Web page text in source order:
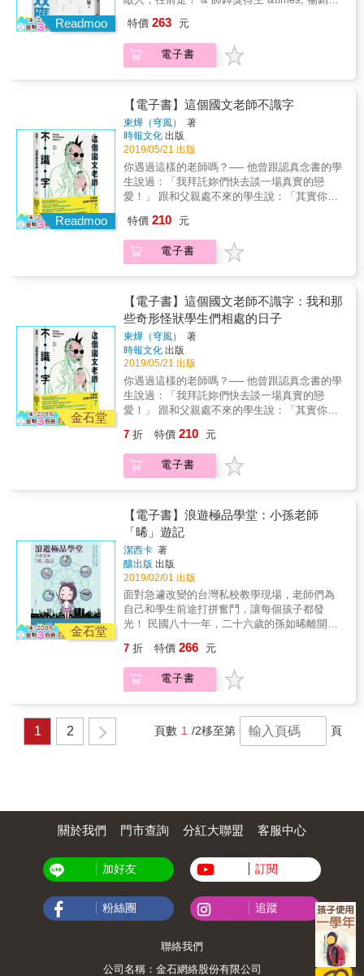
急功近利的人嚇跑了。只剩那些持續累積的
人，獨享複利堆下來的滿滿金幣。˙重要的不是
習，是為了解決生活遇到的問題。【關於青
春】˙所謂成長，不過是在無數平凡時刻，有紀
律的進行乏味的練習！˙放在心裡、沒說出口的
感謝，那不叫感謝，叫膽怯。˙在青春的賽道
上，唯一的失敗就是不參與。【關於教育】˙推
廣閱讀最好的方法，就是讓閱讀跟喝水一樣容
易，隨裝隨飲，隨取隨讀。˙要賞的不給，傻做
的給賞。˙要老鷹教小鷹飛，卻把老鷹的腳綁上
鍊子，那天空永遠只會是布景。內容特色˙最會
寫「爆文」的名師作家，繼好評著作《飄移的
起跑線》後，再次書寫激勵人心的熱血篇章！˙
翻轉古文、創意語文教學，國文課不再被選文
綁架，而是在玩文字的過程中提升語文力，同
時教你人生戰鬥力！
能讓閱讀成為孩子生命中的一條救命索。 但許
慧貞又從不只是一位閱讀老師，曾經歷偷書事
件以及被霸凌，讓她更貼近孩子的心，而她也
總能在制式的成績表現之外，獨具慧眼地看見
意時，不失去心中的微光與溫暖，甚至願意去
走那稀少人踏上的人生路，而無限地成就自
己。
這時錯字已不是重點，我問他：「然後呢？」
「然後我就保護媽媽。」 我拍拍他的頭：「後
敢。」我緊緊環抱他一下，希望能將支持的力
量傳遞給他。 阿傑倒抽一口氣，很緊繃的樣
子，看來是很久沒人抱他了。 但憾事發生了
的真實故事，阿傑的離去，讓許慧貞至痛體
悟： 「不是每個孩子都有機會成長在書香環繞
的環境， 但無論出身貧富，所有的孩子都將來
到公立學校老師的眼前。 我們是提供給他們公
平、正義機會的最後一道防線， 我因之以身為
公立學校的老師為榮。」 戮力推動閱讀30年，
深植且鏤刻在許慧貞心裡的是：該如何做，才
慧貞又從不只是一位閱讀老師，曾經歷偷書事
件以及被霸凌，讓她更貼近孩子的心，而她也
總能在制式的成績表現之外，獨具慧眼地看見
意時，不失去心中的微光與溫暖，甚至願意去
走那稀少人踏上的人生路，而無限地成就自
己。
Readmoo
代，點燃青春正效應！ & 「終於有一本書，以
心理學為圓心、以成長為半徑、畫出完美的青
春之圓。讓人生地圖有了座標軸。」──歐陽立
系統中的新參數。此後經年，會有一個魔幻瞬
間，在你身上爆發正向效應。」──蔡淇華 & 戍
守教育現場近三十載的蔡淇華，以文字呼喊，
傳承他所信仰的核心價值，為新世代尋找突破
困境的解答。 & 他深信，好的價值若得不到傳
承，一個世代就能消失； 他期待，將價值轉為
信仰，再從實踐的信仰中，活出力量。 & 40篇
文章，涵蓋50種心理、教育、社會、生物、物
理、管理&hellip;&hellip;等經典理論，並以真實
愛情、夢想等人生奧祕。
特價 263 元
電子書
Readmoo
【電子書】這個國文老師不識字
東燁（穹風）
著
時報文化 出版
2019/05/21 出版
你遇過這樣的老師嗎？── 他曾跟認真念書的學
生說過：「我拜託妳們快去談一場真實的戀
愛！」 跟和父親處不來的學生說：「其實你只
園遊會烙人嗆聲的學生，他的反應是：「XX的
我都還沒死，妳就給我找一堆人來胡鬧，是不
是活得不耐煩了？」 & 反正苦口婆心沒有用，
的。 & 偶爾，學校裡會有幾個學生來找我，想
問某幾個字怎麼寫。 不管知不知道，通常我都
會先回答「我不知道」。 因為我想教你的，從
來都不只是國文而已。 & 暢銷作家東燁（穹
風），除了小說家的身分， 他同時還是幼保科
的導師──游老師 這些年，他在偏鄉高職任教，
面對數百個「中二」學生， 他總是用「奇形怪
狀」來形容自己的學生， 他們各有各的個性、
各有各的麻煩、各有各的讓人忍不住出手相揍
&hellip;&hellip; 最終卻還是被歸類為不得不牽
外校混混來找麻煩、和家長關係不佳、失戀想
哭訴， 都會第一個被想起的游老師。 & 「老師
會直接寫給你的字，通常你最後都不會記得；
友。」
特價 210 元
電子書
金石堂
【電子書】這個國文老師不識字：我和那
些奇形怪狀學生們相處的日子
東燁（穹風）
著
時報文化 出版
2019/05/21 出版
你遇過這樣的老師嗎？── 他曾跟認真念書的學
生說過：「我拜託妳們快去談一場真實的戀
愛！」 跟和父親處不來的學生說：「其實你只
園遊會烙人嗆聲的學生，他的反應是：「XX的
我都還沒死，妳就給我找一堆人來胡鬧，是不
是活得不耐煩了？」 & 反正苦口婆心沒有用，
的。 & 偶爾，學校裡會有幾個學生來找我，想
問某幾個字怎麼寫。 不管知不知道，通常我都
會先回答「我不知道」。 因為我想教你的，從
來都不只是國文而已。 & 暢銷作家東燁（穹
風），除了小說家的身分， 他同時還是幼保科
的導師──游老師 這些年，他在偏鄉高職任教，
面對數百個「中二」學生， 他總是用「奇形怪
狀」來形容自己的學生， 他們各有各的個性、
各有各的麻煩、各有各的讓人忍不住出手相揍
&hellip;&hellip; 最終卻還是被歸類為不得不牽
外校混混來找麻煩、和家長關係不佳、失戀想
哭訴， 都會第一個被想起的游老師。 & 「老師
會直接寫給你的字，通常你最後都不會記得；
你自己發自內心想去學會的字，那才是你的朋
7 折 特價 210 元
電子書
金石堂
【電子書】浪遊極品學堂：小孫老師
「晞」遊記
潔西卡 著
釀出版 出版
2019/02/01 出版
面對急遽改變的台灣私校教學現場，老師們為
自己和學生前途打拼奮鬥，讓每個孩子都發
光！ 民國八十一年，二十六歲的孫如晞離開待
工是桃園的工科職業學校，堪稱私立學校模
範，升學率高，加上交通便利，每年招收新生
都很快額滿。 二十多年來，孫如晞面臨急遽改
略，代表她必須與時俱進，為自己職場生涯，
也為學生前途而打拼奮鬥。 孫如晞與學生的故
7 折 特價 266 元
電子書
1 2 頁數 1 /2移至第 頁
關於我們 門市查詢 分紅大聯盟 客服中心
加好友 訂閱
粉絲團 追蹤
聯絡我們
公司名稱：金石網絡股份有限公司